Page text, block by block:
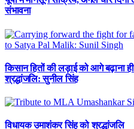
संभावना
किसान हितों की लड़ाई को आगे बढ़ाना
श्रद्धांजलि: सुनील सिंह
विधायक उमाशंकर सिंह को श्रद्धांजलि